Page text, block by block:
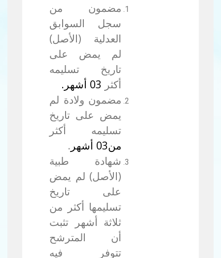
مضمون من
سجل السوابق
العدلية (الأصل)
لم يمض على
تاريخ تسليمه
أكثر 03 أشهر.
مضمون ولادة لم
يمض على تاريخ
تسليمه أكثر
من03 أشهر
.
شهادة طبية
(الأصل) لم يمض
على تاريخ
تسليمها أكثر من
ثلاثة أشهر تثبت
أن المترشح
تتوفر فيه